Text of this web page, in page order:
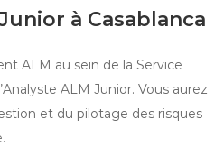
à Casablanca
ALM au sein de la Service
ALM Junior. Vous aurez
et du pilotage des risques